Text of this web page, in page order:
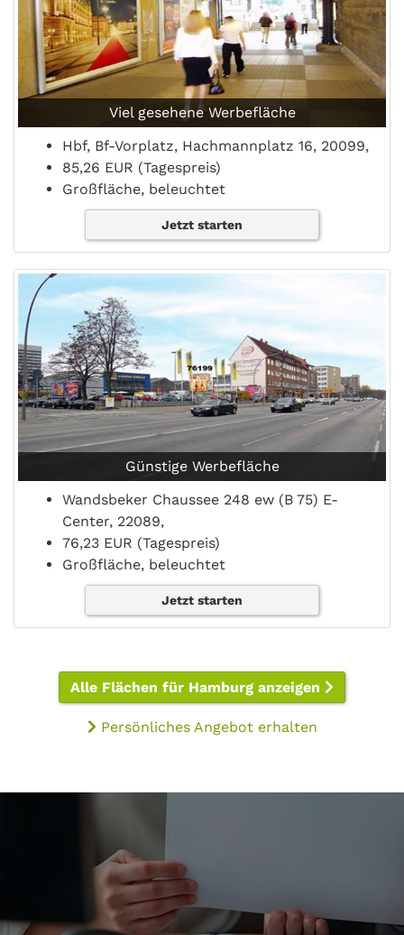
Viel gesehene Werbefläche
Hbf, Bf-Vorplatz, Hachmannplatz 16, 20099,
85,26 EUR (Tagespreis)
Großfläche, beleuchtet
Jetzt starten
Günstige Werbefläche
Wandsbeker Chaussee 248 ew (B 75) E-
Center, 22089,
76,23 EUR (Tagespreis)
Großfläche, beleuchtet
Jetzt starten
Alle Flächen für Hamburg anzeigen
Persönliches Angebot erhalten